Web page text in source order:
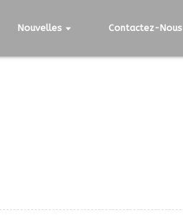
Nouvelles Contactez-Nous